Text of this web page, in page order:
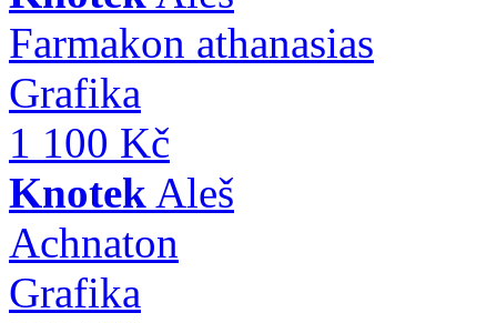
Farmakon athanasias
Grafika
1 100 Kč
Knotek Aleš
Achnaton
Grafika